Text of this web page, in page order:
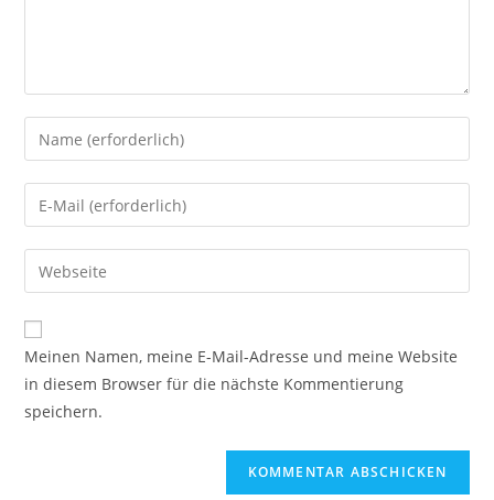
Gib
deinen
Namen
oder
zum
Kommentieren
ein
Gib
deine
E-
Mail-
zum
Kommentieren
ein
Gib
deine
Website-
URL
Meinen Namen, meine E-Mail-Adresse und meine Website
in diesem Browser für die nächste Kommentierung
speichern.